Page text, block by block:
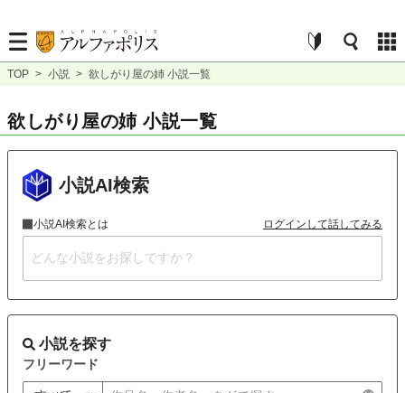
TOP > 小説 > 欲しがり屋の姉 小説一覧
欲しがり屋の姉 小説一覧
小説AI検索
小説AI検索とは ログインして話してみる
小説を探す
フリーワード